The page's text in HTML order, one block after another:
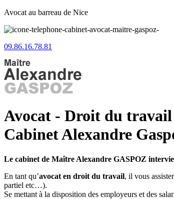
Avocat au barreau de Nice
09.86.16.78.81
Avocat - Droit du travail
Cabinet Alexandre
Le cabinet de Maître Alexandre GASPOZ
En tant qu’avocat en droit du travail, il vous
partiel etc…).
Se mettant à la disposition des employeurs et des